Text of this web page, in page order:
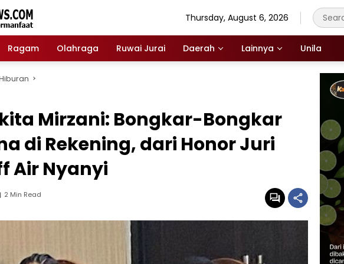
Thursday, August 6, 2026
Ragam Olahraga Ruwai Jurai Daerah Lainnya Unila
Mirzani: Bongkar-Bongkar
di Rekening, dari Honor Juri
Air Nyanyi
2 Min Read